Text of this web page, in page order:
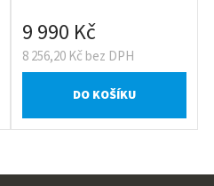
8 256,20 Kč bez DPH
9 990 Kč
DO KOŠÍKU